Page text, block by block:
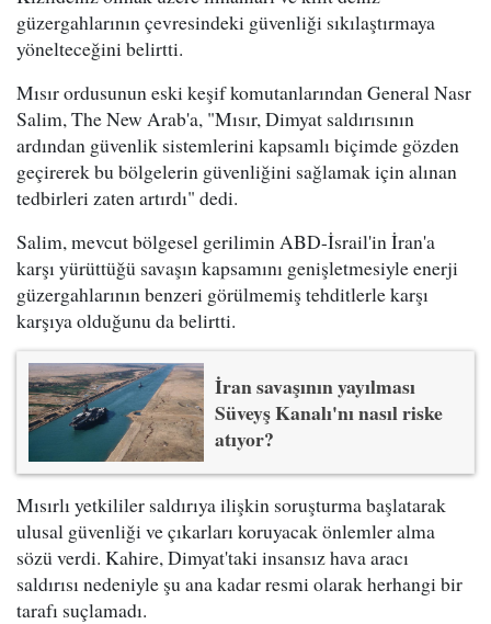
güzergahlarının çevresindeki güvenliği sıkılaştırmaya
yönelteceğini belirtti.
Mısır ordusunun eski keşif komutanlarından General Nasr
Salim, The New Arab'a, "Mısır, Dimyat saldırısının
ardından güvenlik sistemlerini kapsamlı biçimde gözden
geçirerek bu bölgelerin güvenliğini sağlamak için alınan
tedbirleri zaten artırdı" dedi.
Salim, mevcut bölgesel gerilimin ABD-İsrail'in İran'a
karşı yürüttüğü savaşın kapsamını genişletmesiyle enerji
güzergahlarının benzeri görülmemiş tehditlerle karşı
karşıya olduğunu da belirtti.
İran savaşının yayılması
Süveyş Kanalı'nı nasıl riske
atıyor?
Mısırlı yetkililer saldırıya ilişkin soruşturma başlatarak
ulusal güvenliği ve çıkarları koruyacak önlemler alma
sözü verdi. Kahire, Dimyat'taki insansız hava aracı
saldırısı nedeniyle şu ana kadar resmi olarak herhangi bir
tarafı suçlamadı.